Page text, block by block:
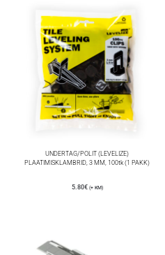
UNDERTAG/POLIT (LEVELIZE)
PLAATIMISKLAMBRID, 3 MM, 100tk (1 PAKK)
5.80€ (+ KM)